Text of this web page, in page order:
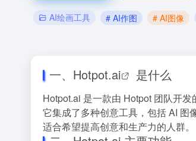
AI绘画工具 # AI作图 # AI图像
一、 Hotpot.ai 是什么
Hotpot.ai 是一款由 Hotpot 团队开
它集成了多种创意工具，包括 AI 图
适合希望提高创意和生产力的人群。